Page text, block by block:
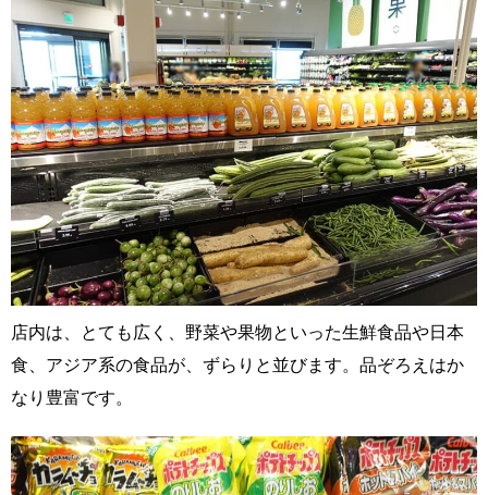
店内は、とても広く、野菜や果物といった生鮮食品や日本
食、アジア系の食品が、ずらりと並びます。品ぞろえはか
なり豊富です。